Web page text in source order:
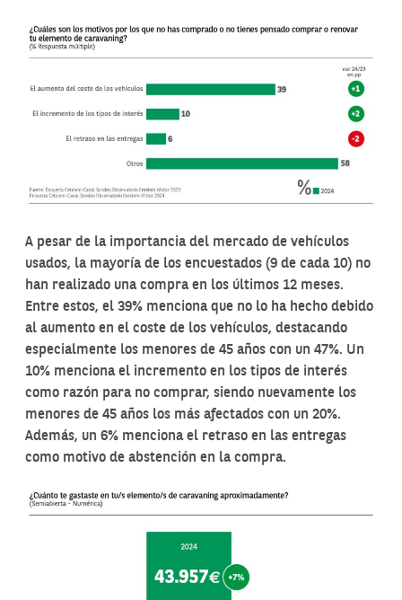
A pesar de la importancia del mercado de vehículos
usados, la mayoría de los encuestados (9 de cada 10) no
han realizado una compra en los últimos 12 meses.
Entre estos, el 39% menciona que no lo ha hecho debido
al aumento en el coste de los vehículos, destacando
especialmente los menores de 45 años con un 47%. Un
10% menciona el incremento en los tipos de interés
como razón para no comprar, siendo nuevamente los
menores de 45 años los más afectados con un 20%.
Además, un 6% menciona el retraso en las entregas
como motivo de abstención en la compra.